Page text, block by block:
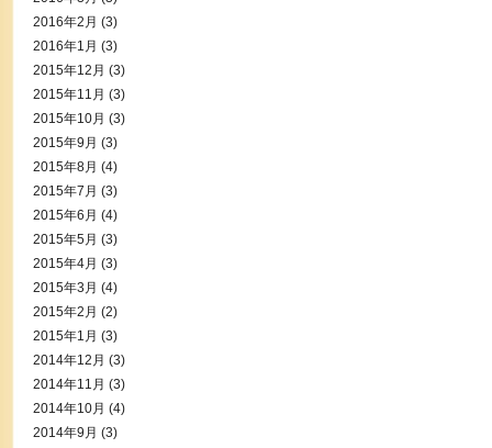
2016年2月 (3)
2016年1月 (3)
2015年12月 (3)
2015年11月 (3)
2015年10月 (3)
2015年9月 (3)
2015年8月 (4)
2015年7月 (3)
2015年6月 (4)
2015年5月 (3)
2015年4月 (3)
2015年3月 (4)
2015年2月 (2)
2015年1月 (3)
2014年12月 (3)
2014年11月 (3)
2014年10月 (4)
2014年9月 (3)